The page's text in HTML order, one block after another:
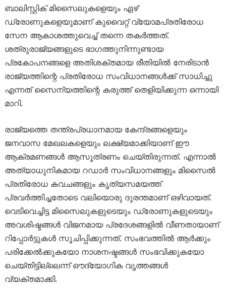
ബാലിസ്റ്റിക് മിസൈലുകളെയും ഏഴ്
ഡ്രോണുകളെയുമാണ് കുവൈറ്റ് വ്യോമപ്രതിരോധ
സേന ആകാശത്തുവെച്ച് തന്നെ തകർത്തത്.
ശത്രുരാജ്യങ്ങളുടെ ഭാഗത്തുനിന്നുണ്ടായ
പ്രകോപനങ്ങളെ അതിശക്തമായ രീതിയിൽ നേരിടാൻ
രാജ്യത്തിന്റെ പ്രതിരോധ സംവിധാനങ്ങൾക്ക് സാധിച്ചു
എന്നത് സൈന്യത്തിന്റെ കരുത്ത് തെളിയിക്കുന്ന ഒന്നായി
മാറി.
രാജ്യത്തെ തന്ത്രപ്രധാനമായ കേന്ദ്രങ്ങളെയും
ജനവാസ മേഖലകളെയും ലക്ഷ്യമാക്കിയാണ് ഈ
ആക്രമണങ്ങൾ ആസൂത്രണം ചെയ്തിരുന്നത്. എന്നാൽ
അത്യാധുനികമായ റഡാർ സംവിധാനങ്ങളും മിസൈൽ
പ്രതിരോധ കവചങ്ങളും കൃത്യസമയത്ത്
പ്രവർത്തിച്ചതോടെ വലിയൊരു ദുരന്തമാണ് ഒഴിവായത്.
വെടിവെച്ചിട്ട മിസൈലുകളുടെയും ഡ്രോണുകളുടെയും
അവശിഷ്ടങ്ങൾ വിജനമായ പ്രദേശങ്ങളിൽ വീണതായാണ്
റിപ്പോർട്ടുകൾ സൂചിപ്പിക്കുന്നത്. സംഭവത്തിൽ ആർക്കും
പരിക്കേൽക്കുകയോ നാശനഷ്ടങ്ങൾ സംഭവിക്കുകയോ
ചെയ്തിട്ടില്ലെന്ന് ഔദ്യോഗിക വൃത്തങ്ങൾ
വ്യക്തമാക്കി.